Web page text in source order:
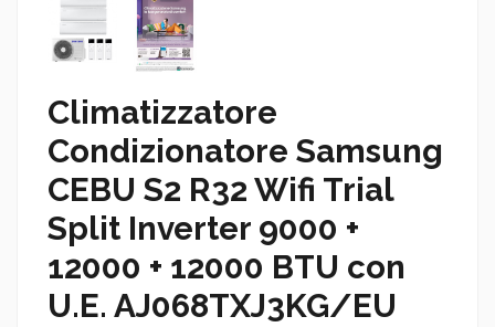
Climatizzatore
Condizionatore Samsung
CEBU S2 R32 Wifi Trial
Split Inverter 9000 +
12000 + 12000 BTU con
U.E. AJ068TXJ3KG/EU